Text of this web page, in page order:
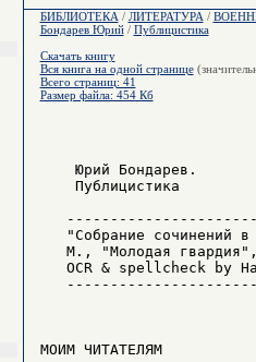
БИБЛИОТЕКА / ЛИТЕРАТУРА /
Бондарев Юрий/ Публицистика
Скачать книгу
Вся книга на одной странице
Всего страниц: 41
Размер файла: 454 Кб
    Юрий Бондарев.
    Публицистика
"Собрание сочинений в
М., "Молодая
OCR & spellcheck by
МОИМ ЧИТАТЕЛЯМ